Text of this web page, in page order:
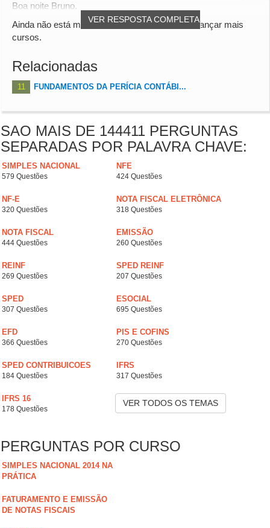
VER RESPOSTA COMPLETA
Boa noite Bruno.
Ainda não está mas estamos trabalhando para lançar mais
cursos.
Relacionadas
11 FUNDAMENTOS DA PERÍCIA CONTÁBI...
SAO MAIS DE 144411 PERGUNTAS
SEPARADAS POR PALAVRA CHAVE:
SIMPLES NACIONAL
579 Questões
NFE
424 Questões
NF-E
320 Questões
NOTA FISCAL ELETRÔNICA
318 Questões
NOTA FISCAL
444 Questões
EMISSÃO
260 Questões
REINF
269 Questões
SPED REINF
207 Questões
SPED
307 Questões
ESOCIAL
695 Questões
EFD
366 Questões
PIS E COFINS
270 Questões
SPED CONTRIBUICOES
184 Questões
IFRS
317 Questões
IFRS 16
178 Questões
VER TODOS OS TEMAS
PERGUNTAS POR CURSO
SIMPLES NACIONAL 2014 NA
PRÁTICA
FATURAMENTO E EMISSÃO
DE NOTAS FISCAIS